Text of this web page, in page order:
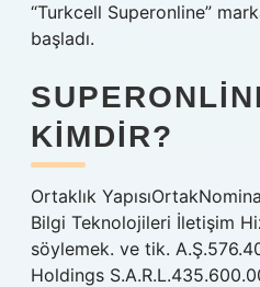
“Turkcell Superonline”
başladı.
KIMDIR?
Ortaklık
Bilgi Teknolojileri İletişim
söylemek. ve tik.
Holdings